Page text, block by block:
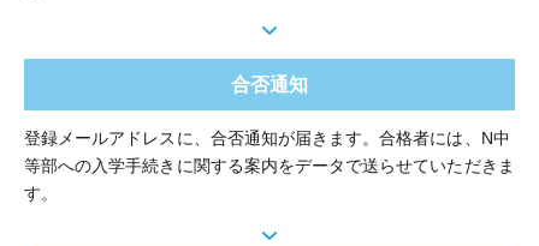
合否通知
登録メールアドレスに、合否通知が届きます。合格者には、N中
等部への入学手続きに関する案内をデータで送らせていただきま
す。